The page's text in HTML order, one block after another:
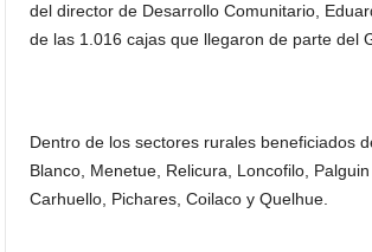
del director de Desarrollo Comunitario,
de las 1.016 cajas que llegaron de parte del
Dentro de los sectores rurales beneficiados
Blanco, Menetue, Relicura, Loncofilo,
Carhuello, Pichares, Coilaco y Quelhue.